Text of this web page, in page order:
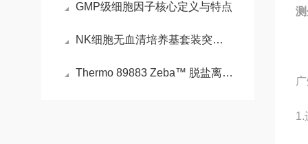
GMP级细胞因子核心定义与特点
NK细胞无血清培养基套装突破传统限制的免疫细胞扩增产品
Thermo 89883 Zeba™ 脱盐离心柱、板和纯化柱，7K MWCO
1.